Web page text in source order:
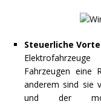
Steuerliche
Fahrzeugen eine
anderem sind sie
und der